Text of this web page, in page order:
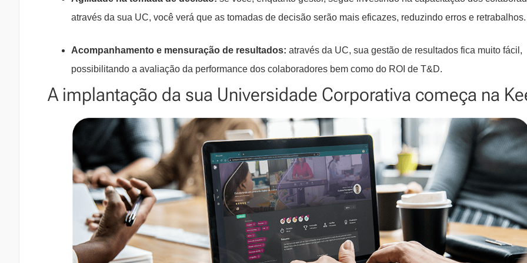
através da sua UC, você verá que as tomadas de decisão serão mais eficazes, reduzindo erros e retrabalhos.
Acompanhamento e mensuração de resultados: através da UC, sua gestão de resultados fica muito fácil,
possibilitando a avaliação da performance dos colaboradores bem como do ROI de T&D.
A implantação da sua Universidade Corporativa começa na